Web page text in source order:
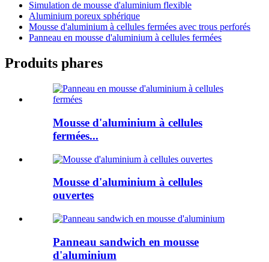
Simulation de mousse d'aluminium flexible
Aluminium poreux sphérique
Mousse d'aluminium à cellules fermées avec trous perforés
Panneau en mousse d'aluminium à cellules fermées
Produits phares
Mousse d'aluminium à cellules
fermées...
Mousse d'aluminium à cellules
ouvertes
Panneau sandwich en mousse
d'aluminium